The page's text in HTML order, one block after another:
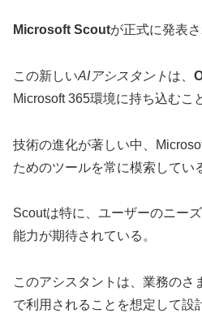
Microsoft Scoutが正式に発表さ
この新しいAIアシスタント は、
Microsoft 365環境に持ち込むこ
技術の進化が著しい中、
ためのツールを常に模索してい
Scoutは特に、ユーザーのニー
能力が期待されている。
このアシスタントは、業務のさ
で利用されることを想定して設